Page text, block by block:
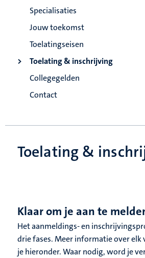
Specialisaties
Jouw toekomst
Toelatingseisen
Toelating & inschrijving
Collegegelden
Contact
Toelating &
Klaar om je aan te
Het aanmeldings- en
drie fases. Meer informatie over elk
je hieronder. Waar nodig, word je